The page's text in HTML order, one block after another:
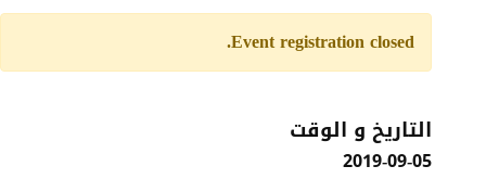
Event registration closed.
التاريخ و الوقت
2019-09-05